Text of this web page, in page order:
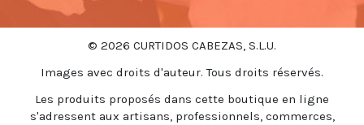
© 2026 CURTIDOS CABEZAS, S.L.U.
Images avec droits d'auteur. Tous droits réservés.
Les produits proposés dans cette boutique en ligne
s'adressent aux artisans, professionnels, commerces,